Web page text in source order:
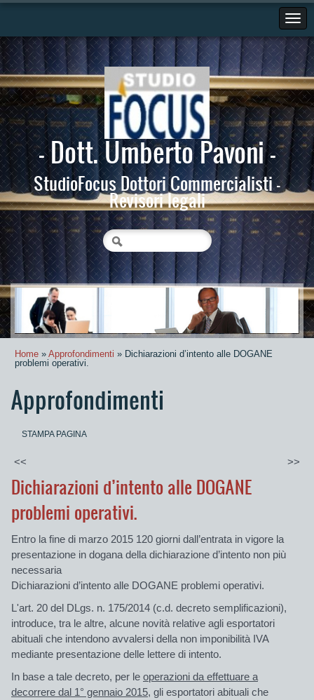
- Dott. Umberto Pavoni -
StudioFocus Dottori Commercialisti -
Revisori legali
Home » Approfondimenti » Dichiarazioni d’intento alle DOGANE
problemi operativi.
Approfondimenti
STAMPA PAGINA
<< >>
Dichiarazioni d’intento alle DOGANE
problemi operativi.
Entro la fine di marzo 2015 120 giorni dall’entrata in vigore la
presentazione in dogana della dichiarazione d’intento non più
necessaria
Dichiarazioni d’intento alle DOGANE problemi operativi.
L'art. 20 del DLgs. n. 175/2014 (c.d. decreto semplificazioni),
introduce, tra le altre, alcune novità relative agli esportatori
abituali che intendono avvalersi della non imponibilità IVA
mediante presentazione delle lettere di intento.
In base a tale decreto, per le operazioni da effettuare a
decorrere dal 1° gennaio 2015, gli esportatori abituali che